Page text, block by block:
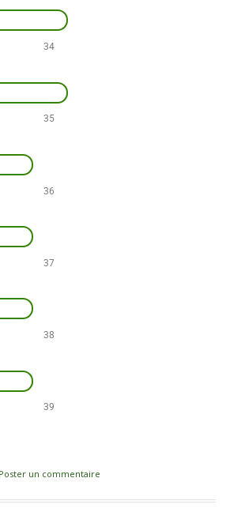
34
35
36
37
38
39
Poster un commentaire